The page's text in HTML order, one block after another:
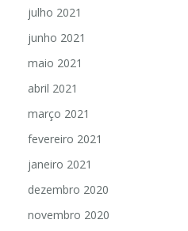
julho 2021
junho 2021
maio 2021
abril 2021
março 2021
fevereiro 2021
janeiro 2021
dezembro 2020
novembro 2020